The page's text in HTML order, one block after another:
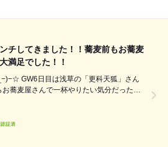
チしてきました！！蕎麦前もお蕎麦
満足でした！！
狐」さん